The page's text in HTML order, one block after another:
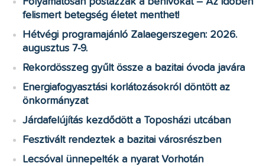
felismert betegség életet menthet!
Hétvégi programajánló Zalaegerszegen: 2026.
augusztus 7-9.
Rekordösszeg gyűlt össze a bazitai óvoda javára
Energiafogyasztási korlátozásokról döntött az
önkormányzat
Járdafelújítás kezdődött a Toposházi utcában
Fesztivált rendeztek a bazitai városrészben
Lecsóval ünnepelték a nyarat Vorhotán